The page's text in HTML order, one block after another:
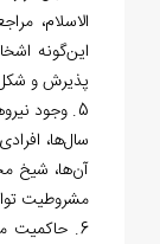
الاسلام،
این‌گونه
پذیرش و
5. وجود
سال‌ها،
آن‌ها، شیخ
مشروطیت